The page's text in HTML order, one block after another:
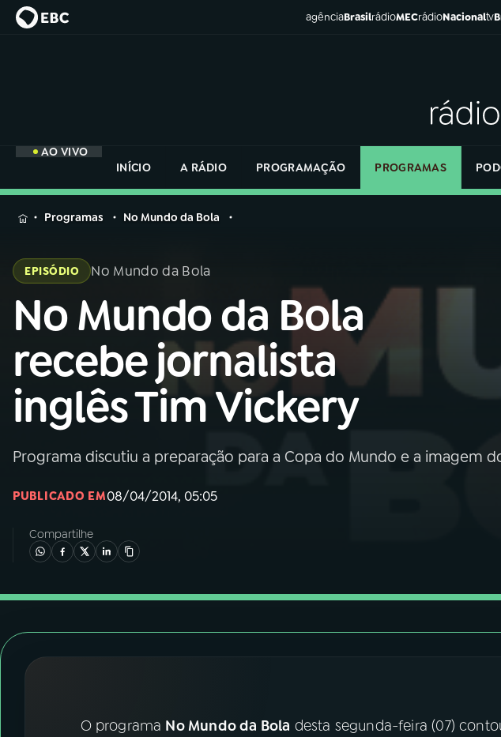
agênciaBrasilrádioMECrádioNacionaltv
AO VIVO
INÍCIO
A RÁDIO PROGRAMAÇÃO PROGRAMAS
MENU
Buscar
na
Rádio
Nacional
Buscar
AO VIVO
01INÍCIO
A RÁDIO
03PROGRAMAÇÃO
04PROGRAMAS
na
Rádio
Programas No Mundo da Bola
EPISÓDIO No Mundo da Bola
No Mundo da Bola
recebe jornalista
inglês Tim Vickery
Programa discutiu a preparação para a Copa do Mundo e a imagem
PUBLICADO EM08/04/2014, 05:05
Compartilhe
O programa No Mundo da Bola desta segunda-feira (07)